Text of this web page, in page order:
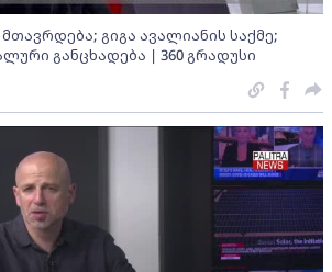
გიგა ავალიანის საქმე;
განცხადება | 360 გრადუსი